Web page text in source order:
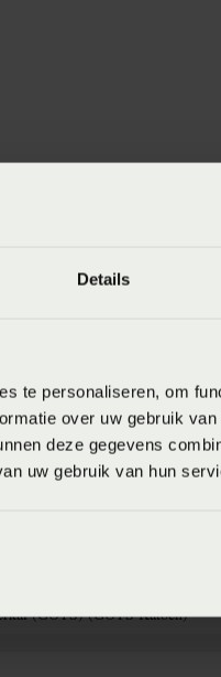
Details
te personaliseren, om
over uw gebruik
deze gegevens
uw gebruik van hun
je het product in de
(GOTS) (GOTS Katoen)